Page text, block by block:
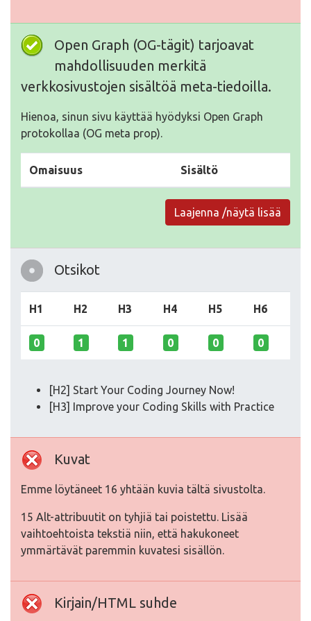
Open Graph (OG-tägit) tarjoavat
mahdollisuuden merkitä
verkkosivustojen sisältöä meta-tiedoilla.
Hienoa, sinun sivu käyttää hyödyksi Open Graph
protokollaa (OG meta prop).
Omaisuus Sisältö
Laajenna /näytä lisää
Otsikot
H1 H2 H3 H4 H5 H6
0 1 1 0 0 0
[H2] Start Your Coding Journey Now!
[H3] Improve your Coding Skills with Practice
Kuvat
Emme löytäneet 16 yhtään kuvia tältä sivustolta.
15 Alt-attribuutit on tyhjiä tai poistettu. Lisää
vaihtoehtoista tekstiä niin, että hakukoneet
ymmärtävät paremmin kuvatesi sisällön.
Kirjain/HTML suhde